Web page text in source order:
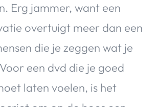
Erg jammer, want een
overtuigt meer dan een
die je zeggen wat je
een dvd die je goed
laten voelen, is het